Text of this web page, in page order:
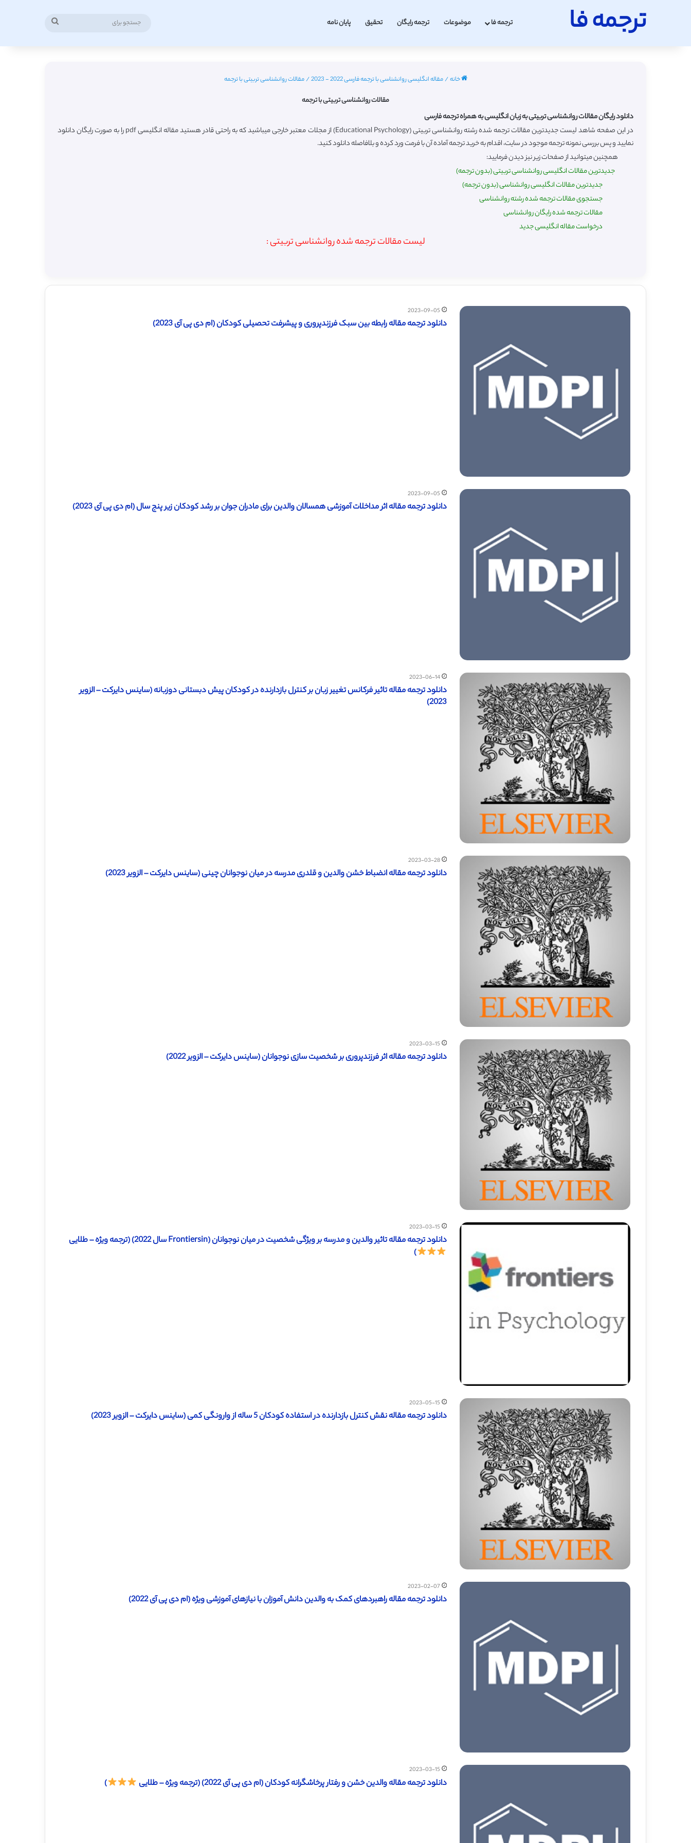
ترجمه فا ترجمه فا موضوعات ترجمه رایگان تحقیق پایان نامه
خانه/مقاله انگلیسی روانشناسی با ترجمه فارسی 2022 - 2023 /مقالات روانشناسی تربیتی با ترجمه
مقالات روانشناسی تربیتی با ترجمه
دانلود رایگان مقالات روانشناسی تربیتی به زبان انگلیسی به همراه ترجمه فارسی
در این صفحه شاهد لیست جدیدترین مقالات ترجمه شده رشته روانشناسی تربیتی (Educational Psychology) از مجلات معتبر خارجی میباشید که به راحتی قادر هستید مقاله انگلیسی pdf را به صورت رایگان دانلود
نمایید و پس بررسی نمونه ترجمه موجود در سایت، اقدام به خرید ترجمه آماده آن با فرمت ورد کرده و بلافاصله دانلود کنید.
همچنین میتوانید از صفحات زیر نیز دیدن فرمایید:
جدیدترین مقالات انگلیسی روانشناسی تربیتی (بدون ترجمه)
جدیدترین مقالات انگلیسی روانشناسی (بدون ترجمه)
جستجوی مقالات ترجمه شده رشته روانشناسی
مقالات ترجمه شده رایگان روانشناسی
درخواست مقاله انگلیسی جدید
لیست مقالات ترجمه شده روانشناسی تربیتی :
2023-09-05
دانلود ترجمه مقاله رابطه بین سبک فرزندپروری و پیشرفت تحصیلی کودکان (ام دی پی آی 2023)
2023-09-05
دانلود ترجمه مقاله اثر مداخلات آموزشی همسالان والدین برای مادران جوان بر رشد کودکان زیر پنج سال (ام دی پی آی 2023)
2023-06-14
دانلود ترجمه مقاله تاثیر فرکانس تغییر زبان بر کنترل بازدارنده در کودکان پیش دبستانی دوزبانه (ساینس دایرکت – الزویر
2023)
2023-03-28
دانلود ترجمه مقاله انضباط خشن والدین و قلدری مدرسه در میان نوجوانان چینی (ساینس دایرکت – الزویر 2023)
2023-03-15
دانلود ترجمه مقاله اثر فرزندپروری بر شخصیت سازی نوجوانان (ساینس دایرکت – الزویر 2022)
2023-03-15
دانلود ترجمه مقاله تاثیر والدین و مدرسه بر ویژگی شخصیت در میان نوجوانان (Frontiersin سال 2022) (ترجمه ویژه – طلایی
)
2023-05-15
دانلود ترجمه مقاله نقش کنترل بازدارنده در استفاده کودکان 5 ساله از وارونگی کمی (ساینس دایرکت – الزویر 2023)
2023-02-07
دانلود ترجمه مقاله راهبردهای کمک به والدین دانش آموزان با نیازهای آموزشی ویژه (ام دی پی آی 2022)
2023-03-15
دانلود ترجمه مقاله والدین خشن و رفتار پرخاشگرانه کودکان (ام دی پی آی 2022) (ترجمه ویژه – طلایی )